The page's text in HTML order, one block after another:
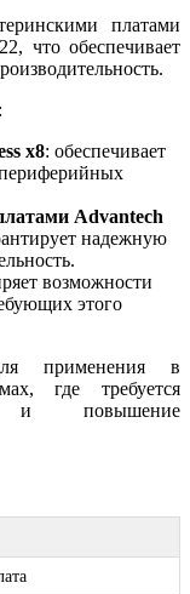
платами
что обеспечивает
x8: обеспечивает
Advantech
надежную
возможности
этого
применения в
где требуется
и повышение